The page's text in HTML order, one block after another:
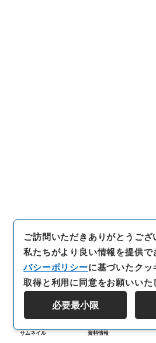
サムネイル 資料情報
ご訪問いただきありがとうござ
私たちがより良い情報を提供で
バシーポリシーに基づいたク
取得と利用に同意をお願いいた
必要最小限